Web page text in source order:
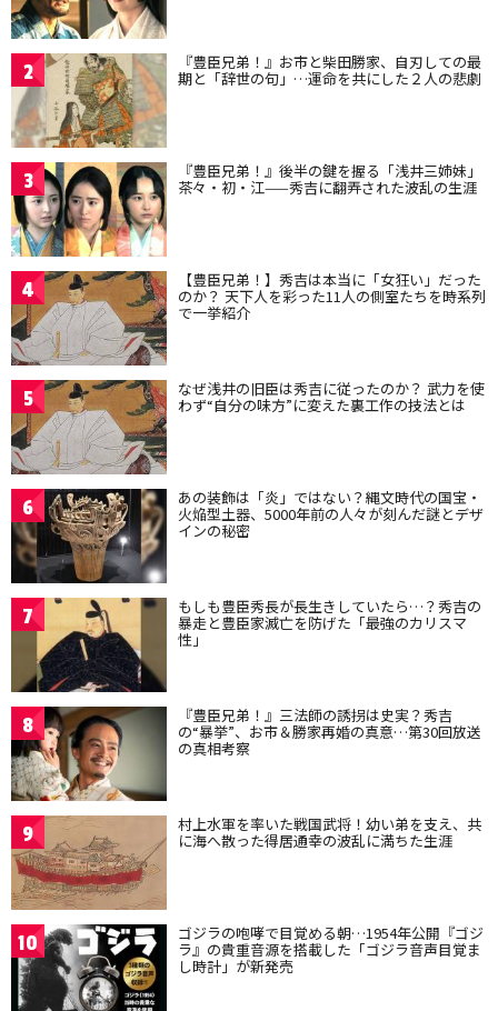
2 『豊臣兄弟！』お市と柴田勝家、自刃しての最
期と「辞世の句」…運命を共にした２人の悲劇
3 『豊臣兄弟！』後半の鍵を握る「浅井三姉妹」
茶々・初・江——秀吉に翻弄された波乱の生涯
4 【豊臣兄弟！】秀吉は本当に「女狂い」だった
のか？ 天下人を彩った11人の側室たちを時系列
で一挙紹介
5 なぜ浅井の旧臣は秀吉に従ったのか？ 武力を使
わず“自分の味方”に変えた裏工作の技法とは
6 あの装飾は「炎」ではない？縄文時代の国宝・
火焔型土器、5000年前の人々が刻んだ謎とデザ
インの秘密
7 もしも豊臣秀長が長生きしていたら…？秀吉の
暴走と豊臣家滅亡を防げた「最強のカリスマ
性」
8 『豊臣兄弟！』三法師の誘拐は史実？秀吉
の“暴挙”、お市＆勝家再婚の真意…第30回放送
の真相考察
9 村上水軍を率いた戦国武将！幼い弟を支え、共
に海へ散った得居通幸の波乱に満ちた生涯
10 ゴジラの咆哮で目覚める朝…1954年公開『ゴジ
ラ』の貴重音源を搭載した「ゴジラ音声目覚ま
し時計」が新発売